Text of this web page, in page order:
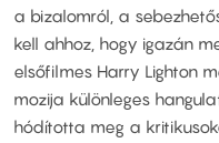
a bizalomról, a
kell ahhoz, hogy igazán
elsőfilmes Harry Lighton
mozija különleges
hódította meg a